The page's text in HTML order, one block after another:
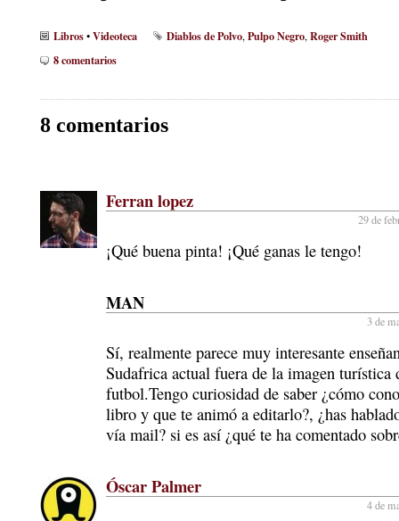
Libros•Videoteca Diablos de Polvo, Pulpo Negro, Roger Smith
8 comentarios
8 comentarios
Ferran lopez
29 de
¡Qué buena pinta! ¡Qué ganas le tengo!
MAN
3 de
Sí, realmente parece muy interesante
Sudafrica actual fuera de la imagen turística
futbol.Tengo curiosidad de saber ¿cómo
libro y que te animó a editarlo?, ¿has
vía mail? si es así ¿qué te ha comentado
Óscar Palmer
4 de